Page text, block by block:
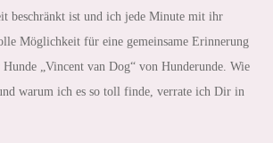
beschränkt ist und ich jede Minute mit ihr
Möglichkeit für eine gemeinsame Erinnerung
„Vincent van Dog“ von Hunderunde. Wie
warum ich es so toll finde, verrate ich Dir in